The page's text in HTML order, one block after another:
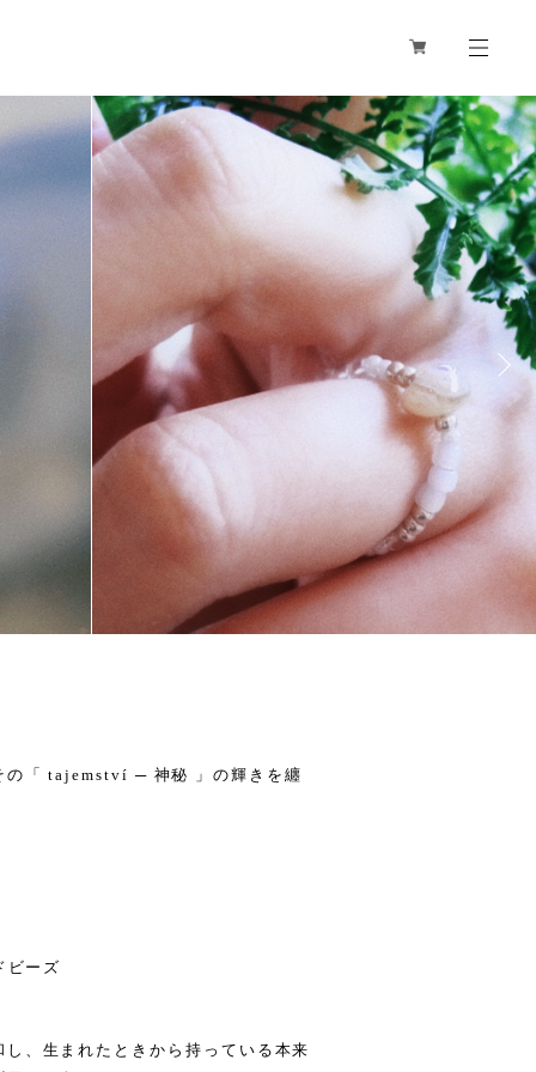
の「 tajemství ─ 神秘 」の輝きを纏
ビーズ
、生まれたときから持っている本来